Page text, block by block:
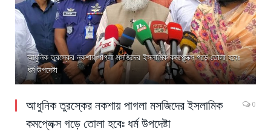
আধুনিক তুরস্কের নকশায় পাগলা মসজিদের ইসলামিক কমপ্লেক্স গড়ে তোলা হবেঃ
ধর্ম উপদেষ্টা
আধুনিক তুরস্কের নকশায় পাগলা মসজিদের ইসলামিক
কমপ্লেক্স গড়ে তোলা হবেঃ ধর্ম উপদেষ্টা
0